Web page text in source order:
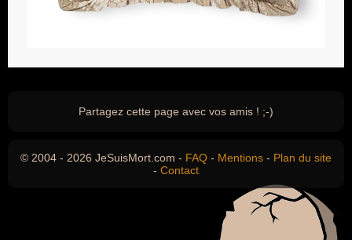
Partagez cette page avec vos amis ! ;-)
© 2004 - 2026 JeSuisMort.com - FAQ - Mentions - Plan du site
- Contact